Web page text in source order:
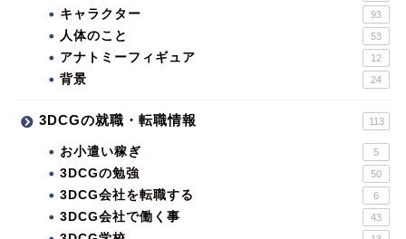
キャラクター 93
人体のこと 53
アナトミーフィギュア 12
背景 24
3DCGの就職・転職情報 113
お小遣い稼ぎ 5
3DCGの勉強 50
3DCG会社を転職する 6
3DCG会社で働く事 43